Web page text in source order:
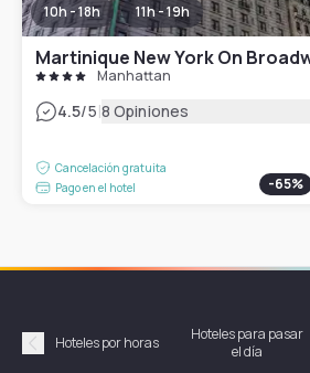
10h - 18h 11h - 19h
Martinique New York On
Manhattan
4.5/5|8 Opiniones
Cancelación gratuita
Pago en el hotel
-65%
Précédent
Hoteles por horas
Hoteles para pasar
el día